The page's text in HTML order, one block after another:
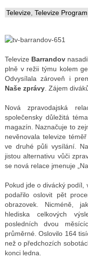
RADIA
VYSÍLAČE
TELEVIZE
TELEVIZÍ
VYSÍLAČE
INTERNET
RÁDIA
STRÁNKY RÁDIÍ
STRÁNKY TV
Televize Televize Program
Televize Barrandov
plně v režii týmu kolem
Odvysílala zároveň i
Naše zprávy . Zájem
Nová zpravodajská
společensky důležitá
magazín. Naznačuje to
nevěnovala televize
ve druhé půli vysílání.
jistou alternativu vůči
se nová relace jmenuje
Pokud jde o divácký podíl,
podařilo oslovit pět
obrazovek. Nicméně,
hlediska celkových
posledních dvou
průměrné. Oslovilo 164
než o předchozích
konci ledna.